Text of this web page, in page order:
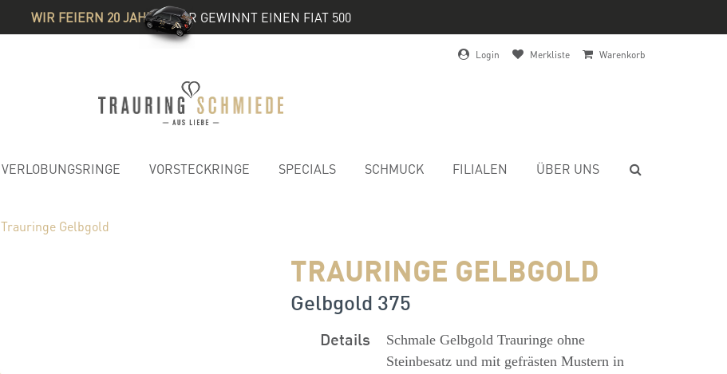
WIR FEIERN 20 JAHRE& IHR GEWINNT EINEN FIAT 500
Login Merkliste Warenkorb
VERLOBUNGSRINGE VORSTECKRINGE SPECIALS SCHMUCK FILIALEN ÜBER UNS
Trauringe Gelbgold
TRAURINGE GELBGOLD
Gelbgold 375
Details
Schmale Gelbgold Trauringe ohne
Steinbesatz und mit gefrästen Mustern in